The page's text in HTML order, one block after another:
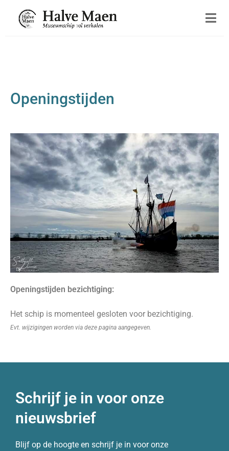
Openingstijden
Openingstijden bezichtiging:
Het schip is momenteel gesloten voor bezichtiging.
Evt. wijzigingen worden via deze pagina aangegeven.
Schrijf je in voor onze
nieuwsbrief
Blijf op de hoogte en schrijf je in voor onze